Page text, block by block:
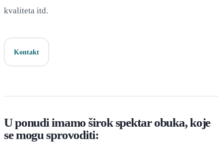
kvaliteta itd.
Kontakt
U ponudi imamo širok spektar obuka, koje
se mogu sprovoditi: